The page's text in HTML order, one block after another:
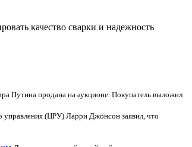
качество сварки и надежность
Путина продана на аукционе. Покупатель выложил
управления (ЦРУ) Ларри Джонсон заявил, что